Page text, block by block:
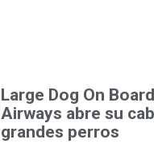
Large Dog On
Airways abre su
grandes perros